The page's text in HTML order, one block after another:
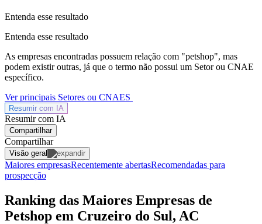
Entenda esse resultado
Entenda esse resultado
As empresas encontradas possuem relação com "petshop", mas
podem existir outras, já que o termo não possui um Setor ou CNAE
específico.
Ver principais Setores ou CNAES
Resumir com IA
Resumir com IA
Compartilhar
Compartilhar
Visão geral
Maiores empresasRecentemente abertasRecomendadas para
prospecção
Ranking das Maiores Empresas de
Petshop em Cruzeiro do Sul, AC